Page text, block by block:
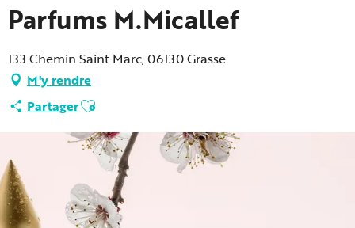
Parfums M.Micallef
133 Chemin Saint Marc, 06130 Grasse
M'y rendre
PartagerAjouter aux favoris